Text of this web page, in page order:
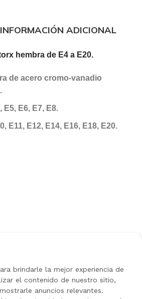
INFORMACIÓN ADICIONAL
hembra de E4 a E20.
de acero cromo-vanadio
E5, E6, E7, E8.
E11, E12, E14, E16, E18, E20.
de Devoluciones
gow.tech|Todos los derechos
2024
brindarle la mejor experiencia de
el contenido de nuestro sitio,
anuncios relevantes.